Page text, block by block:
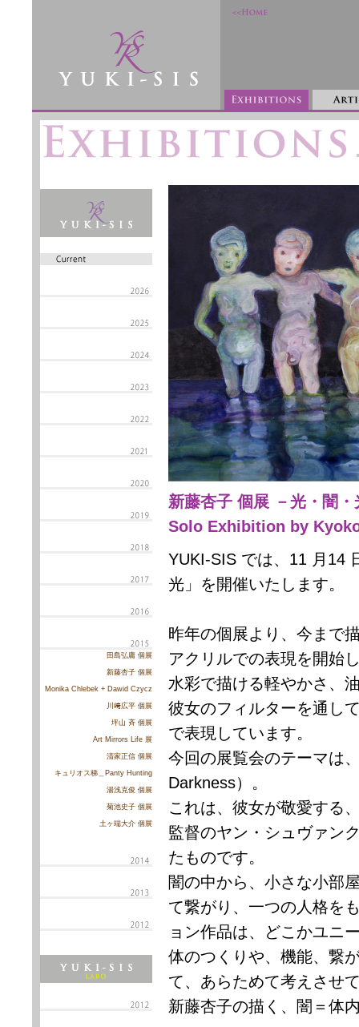
田島弘庸 個展
新藤杏子 個展
Monika Chlebek + Dawid Czycz
川﨑広平 個展
坪山 斉 個展
Art Mirrors Life 展
清家正信 個展
キュリオス梯＿Panty Hunting
湯浅克俊 個展
菊池史子 個展
土ヶ端大介 個展
新藤杏子 個展 －光・闇・
Solo Exhibition by
YUKI-SIS では、11 月14
光」を開催いたします。
昨年の個展より、今まで
アクリルでの表現を開始
水彩で描ける軽やかさ、
彼女のフィルターを通し
で表現しています。
今回の展覧会のテーマは
Darkness）。
これは、彼女が敬愛する
監督のヤン・シュヴァン
たものです。
闇の中から、小さな小部
て繋がり、一つの人格を
ョン作品は、どこかユニ
体のつくりや、機能、繋
て、あらためて考えさせ
新藤杏子の描く、闇＝体